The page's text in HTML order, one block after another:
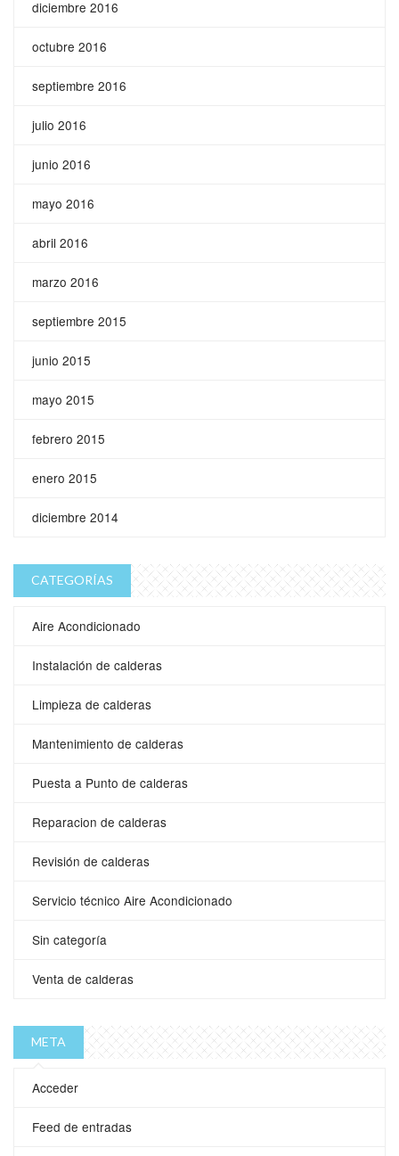
diciembre 2016
octubre 2016
septiembre 2016
julio 2016
junio 2016
mayo 2016
abril 2016
marzo 2016
septiembre 2015
junio 2015
mayo 2015
febrero 2015
enero 2015
diciembre 2014
CATEGORÍAS
Aire Acondicionado
Instalación de calderas
Limpieza de calderas
Mantenimiento de calderas
Puesta a Punto de calderas
Reparacion de calderas
Revisión de calderas
Servicio técnico Aire Acondicionado
Sin categoría
Venta de calderas
META
Acceder
Feed de entradas